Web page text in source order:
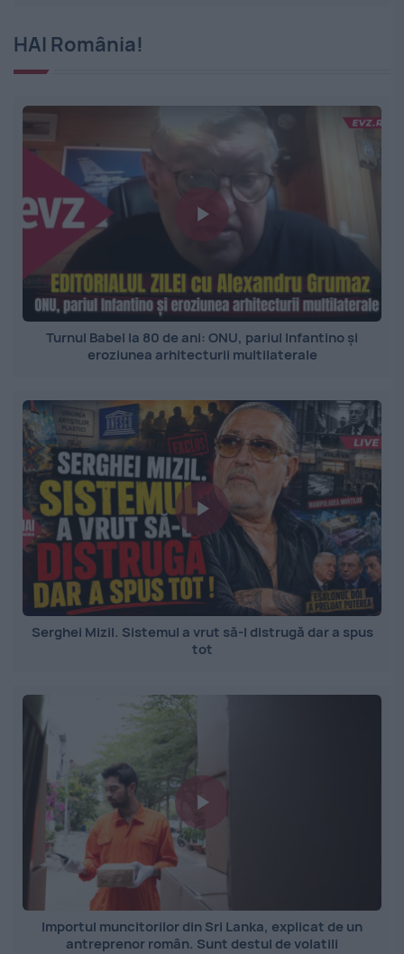
HAI România!
Turnul Babel la 80 de ani: ONU, pariul Infantino și
eroziunea arhitecturii multilaterale
Serghei Mizil. Sistemul a vrut să-l distrugă dar a spus
tot
Importul muncitorilor din Sri Lanka, explicat de un
antreprenor român. Sunt destul de volatili